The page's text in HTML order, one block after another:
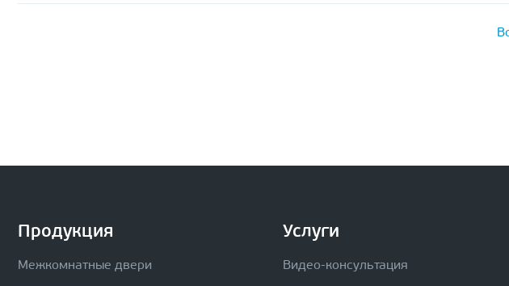
Продукция
Межкомнатные двери
Услуги
Видео-консультация